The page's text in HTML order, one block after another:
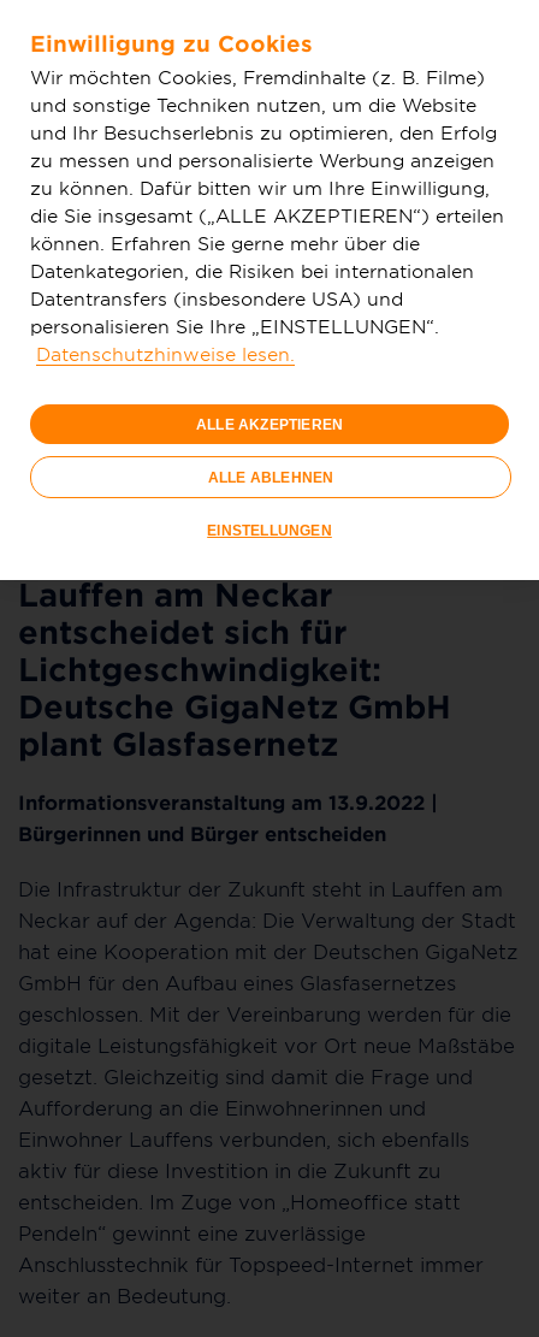
Zum Hauptinhalt springen
Aktuelles
entscheidet sich für Lichtgeschwindigkeit: Deutsche GigaNetz GmbH
plant Glasfasernetz
Lauffen am Neckar
entscheidet sich für
Lichtgeschwindigkeit:
Deutsche GigaNetz GmbH
plant Glasfasernetz
Informationsveranstaltung am 13.9.2022 |
Bürgerinnen und Bürger entscheiden
Die Infrastruktur der Zukunft steht in Lauffen am
Neckar auf der Agenda: Die Verwaltung der Stadt
hat eine Kooperation mit der Deutschen GigaNetz
GmbH für den Aufbau eines Glasfasernetzes
geschlossen. Mit der Vereinbarung werden für die
digitale Leistungsfähigkeit vor Ort neue Maßstäbe
gesetzt. Gleichzeitig sind damit die Frage und
Aufforderung an die Einwohnerinnen und
Einwohner Lauffens verbunden, sich ebenfalls
aktiv für diese Investition in die Zukunft zu
entscheiden. Im Zuge von „Homeoffice statt
Pendeln“ gewinnt eine zuverlässige
Anschlusstechnik für Topspeed-Internet immer
weiter an Bedeutung.
Einwilligung zu Cookies
Wir möchten Cookies, Fremdinhalte (z. B. Filme)
und sonstige Techniken nutzen, um die Website
und Ihr Besuchserlebnis zu optimieren, den Erfolg
zu messen und personalisierte Werbung anzeigen
zu können. Dafür bitten wir um Ihre Einwilligung,
die Sie insgesamt („ALLE AKZEPTIEREN“) erteilen
können. Erfahren Sie gerne mehr über die
Datenkategorien, die Risiken bei internationalen
Datentransfers (insbesondere USA) und
personalisieren Sie Ihre „EINSTELLUNGEN“.
Datenschutzhinweise lesen.
ALLE AKZEPTIEREN
ALLE ABLEHNEN
EINSTELLUNGEN